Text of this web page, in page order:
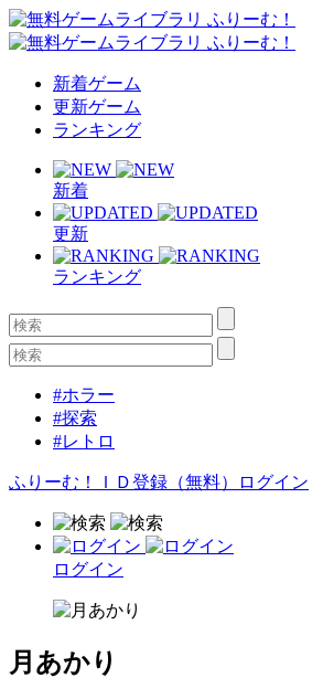
新着ゲーム
更新ゲーム
ランキング
新着
更新
ランキング
#ホラー
#探索
#レトロ
ふりーむ！ＩＤ登録（無料） ログイン
ログイン
月あかり